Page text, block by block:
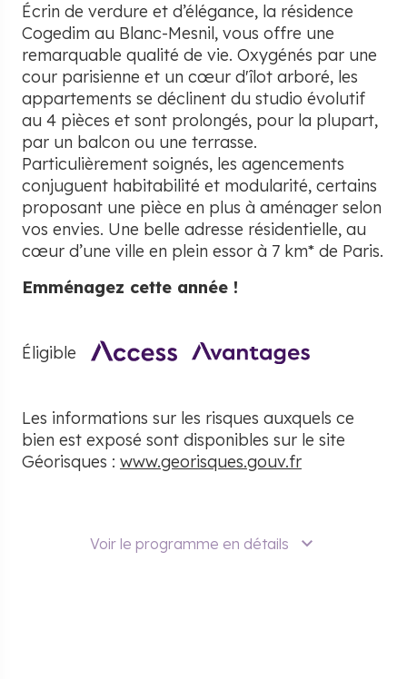
Écrin de verdure et d’élégance, la résidence
Cogedim au Blanc-Mesnil, vous offre une
remarquable qualité de vie. Oxygénés par une
cour parisienne et un cœur d'îlot arboré, les
appartements se déclinent du studio évolutif
au 4 pièces et sont prolongés, pour la plupart,
par un balcon ou une terrasse.
Particulièrement soignés, les agencements
conjuguent habitabilité et modularité, certains
proposant une pièce en plus à aménager selon
vos envies. Une belle adresse résidentielle, au
cœur d’une ville en plein essor à 7 km* de Paris.
Emménagez cette année !
Éligible
Les informations sur les risques auxquels ce
bien est exposé sont disponibles sur le site
Géorisques : www.georisques.gouv.fr
Voir le programme en détails